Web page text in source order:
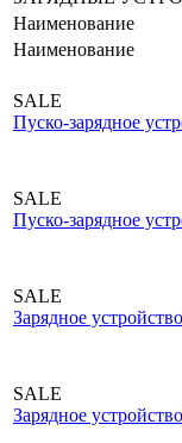
Наименование
Наименование
SALE
Пуско-зарядное
SALE
Пуско-зарядное
SALE
Зарядное
SALE
Зарядное